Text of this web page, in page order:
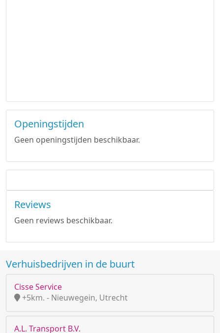
Openingstijden
Geen openingstijden beschikbaar.
Reviews
Geen reviews beschikbaar.
Verhuisbedrijven in de buurt
Cisse Service
+5km. - Nieuwegein, Utrecht
A.L. Transport B.V.